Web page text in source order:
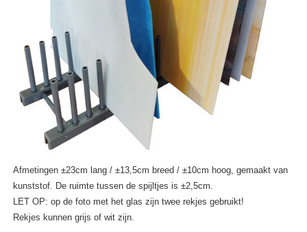
Afmetingen ±23cm lang / ±13,5cm breed / ±10cm hoog, gemaakt van
kunststof. De ruimte tussen de spijltjes is ±2,5cm.
LET OP: op de foto met het glas zijn twee rekjes gebruikt!
Rekjes kunnen grijs of wit zijn.